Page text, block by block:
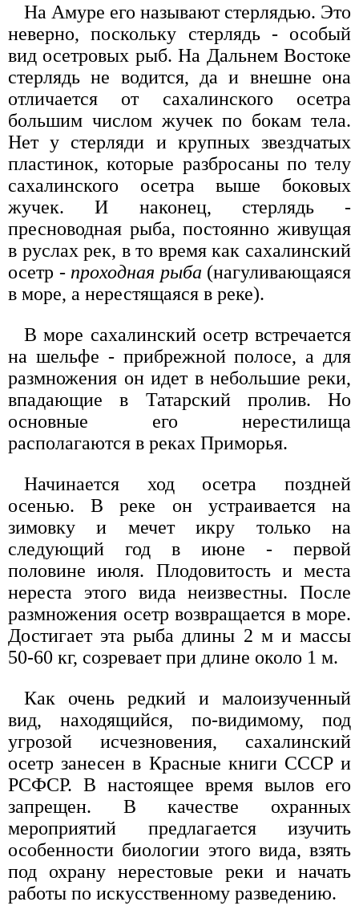
На Амуре его называют стерлядью. Это
неверно, поскольку стерлядь - особый
вид осетровых рыб. На Дальнем Востоке
стерлядь не водится, да и внешне она
отличается от сахалинского осетра
большим числом жучек по бокам тела.
Нет у стерляди и крупных звездчатых
пластинок, которые разбросаны по телу
сахалинского осетра выше боковых
жучек. И наконец, стерлядь -
пресноводная рыба, постоянно живущая
в руслах рек, в то время как сахалинский
осетр - проходная рыба (нагуливающаяся
в море, а нерестящаяся в реке).
В море сахалинский осетр встречается
на шельфе - прибрежной полосе, а для
размножения он идет в небольшие реки,
впадающие в Татарский пролив. Но
основные его нерестилища
располагаются в реках Приморья.
Начинается ход осетра поздней
осенью. В реке он устраивается на
зимовку и мечет икру только на
следующий год в июне - первой
половине июля. Плодовитость и места
нереста этого вида неизвестны. После
размножения осетр возвращается в море.
Достигает эта рыба длины 2 м и массы
50-60 кг, созревает при длине около 1 м.
Как очень редкий и малоизученный
вид, находящийся, по-видимому, под
угрозой исчезновения, сахалинский
осетр занесен в Красные книги СССР и
РСФСР. В настоящее время вылов его
запрещен. В качестве охранных
мероприятий предлагается изучить
особенности биологии этого вида, взять
под охрану нерестовые реки и начать
работы по искусственному разведению.